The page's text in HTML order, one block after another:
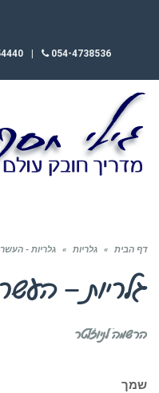
054-4738536
דף הבית » גלריות » גלריות -
גלריות –
הרשמה לניוזלטר
שמך